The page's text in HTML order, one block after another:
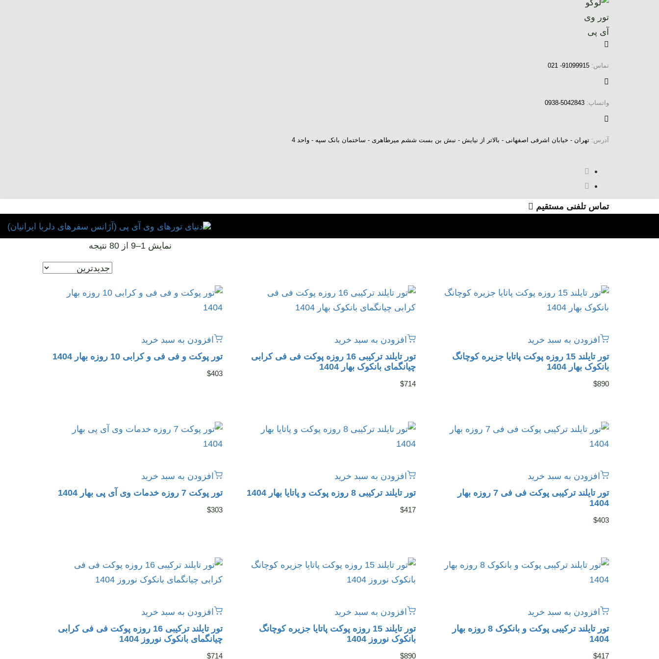
تماس: 91099915- 021
واتساپ: 5042843-0938
آدرس: تهران - خیابان اشرفی اصفهانی - بالاتر از نیایش - نبش بن بست ششم میرطاهری - ساختمان بانک سپه - واحد 4
تماس تلفنی مستقیم
نمایش 1–9 از 80 نتیجه
افزودن به سبد خرید
تور تایلند 15 روزه پوکت پاتایا جزیره کوچانگ
بانکوک بهار 1404
$890
افزودن به سبد خرید
تور تایلند ترکیبی 16 روزه پوکت فی فی کرابی
چیانگمای بانکوک بهار 1404
$714
افزودن به سبد خرید
تور پوکت و فی فی و کرابی 10 روزه بهار 1404
$403
افزودن به سبد خرید
تور تایلند ترکیبی پوکت فی فی 7 روزه بهار
1404
$403
افزودن به سبد خرید
تور تایلند ترکیبی 8 روزه پوکت و پاتایا بهار 1404
$417
افزودن به سبد خرید
تور پوکت 7 روزه خدمات وی آی پی بهار 1404
$303
افزودن به سبد خرید
تور تایلند ترکیبی پوکت و بانکوک 8 روزه بهار
1404
$417
افزودن به سبد خرید
تور تایلند 15 روزه پوکت پاتایا جزیره کوچانگ
بانکوک نوروز 1404
$890
افزودن به سبد خرید
تور تایلند ترکیبی 16 روزه پوکت فی فی کرابی
چیانگمای بانکوک نوروز 1404
$714